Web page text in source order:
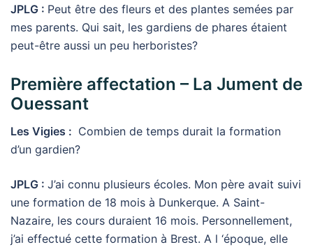
JPLG : Peut être des fleurs et des plantes semées par
mes parents. Qui sait, les gardiens de phares étaient
peut-être aussi un peu herboristes?
Première affectation – La Jument de
Ouessant
Les Vigies : Combien de temps durait la formation
d’un gardien?
JPLG : J’ai connu plusieurs écoles. Mon père avait suivi
une formation de 18 mois à Dunkerque. A Saint-
Nazaire, les cours duraient 16 mois. Personnellement,
j’ai effectué cette formation à Brest. A l ‘époque, elle